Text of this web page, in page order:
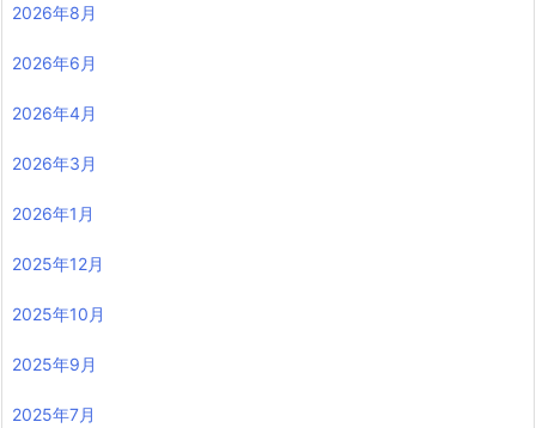
2026年8月
2026年6月
2026年4月
2026年3月
2026年1月
2025年12月
2025年10月
2025年9月
2025年7月